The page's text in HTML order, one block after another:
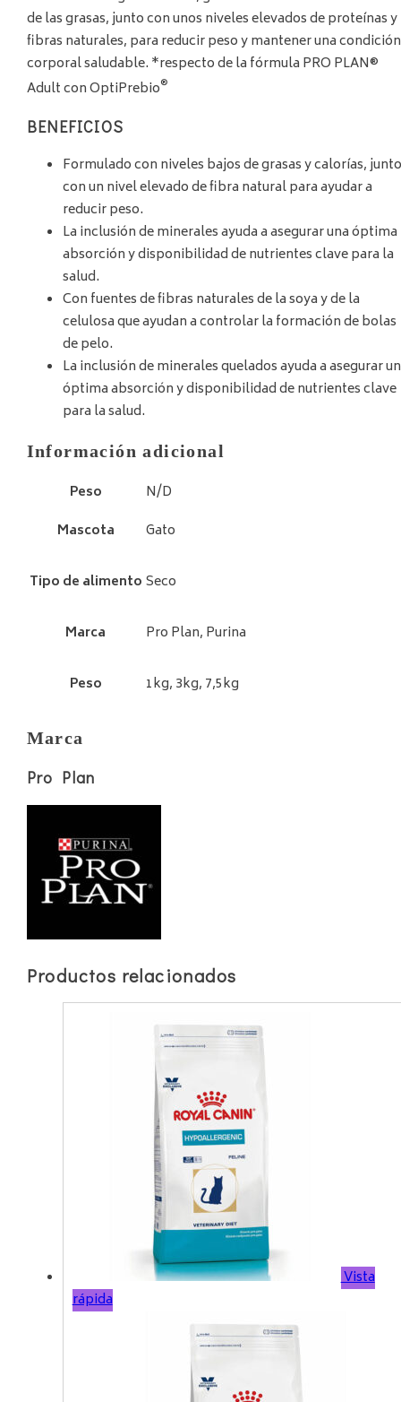
de las grasas, junto con unos niveles elevados de proteínas y
fibras naturales, para reducir peso y mantener una condición
corporal saludable. *respecto de la fórmula PRO PLAN®
Adult con OptiPrebio®
BENEFICIOS
Formulado con niveles bajos de grasas y calorías, junto
con un nivel elevado de fibra natural para ayudar a
reducir peso.
La inclusión de minerales ayuda a asegurar una óptima
absorción y disponibilidad de nutrientes clave para la
salud.
Con fuentes de fibras naturales de la soya y de la
celulosa que ayudan a controlar la formación de bolas
de pelo.
La inclusión de minerales quelados ayuda a asegurar
óptima absorción y disponibilidad de nutrientes clave
para la salud.
Información adicional
Peso
N/D
Mascota
Gato
Tipo de alimento Seco
Marca Pro Plan, Purina
Peso 1kg, 3kg, 7,5kg
Marca
Pro Plan
Productos relacionados
Vista
rápida